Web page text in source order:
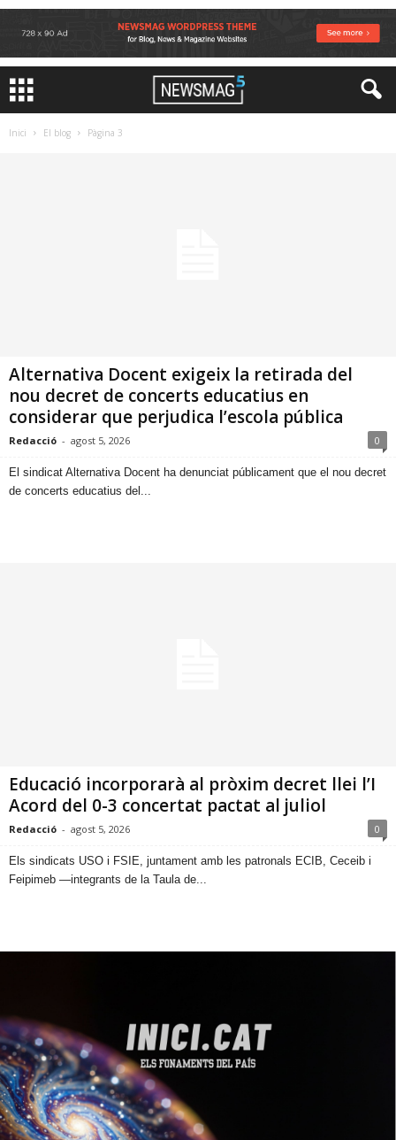
Inici El blog Pàgina 3
Alternativa Docent exigeix la retirada del
nou decret de concerts educatius en
considerar que perjudica l’escola pública
Redacció - agost 5, 2026 0
​El sindicat Alternativa Docent ha denunciat públicament que el nou decret
de concerts educatius del...
Educació incorporarà al pròxim decret llei l’I
Acord del 0-3 concertat pactat al juliol
Redacció - agost 5, 2026 0
​Els sindicats USO i FSIE, juntament amb les patronals ECIB, Ceceib i
Feipimeb —integrants de la Taula de...